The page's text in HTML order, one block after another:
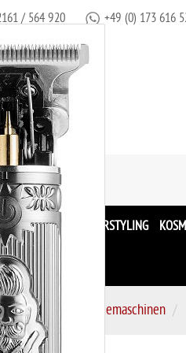
/ 564 920 +49 (0) 173 616
FARBE HAARSTYLING
Haarschneidemaschinen